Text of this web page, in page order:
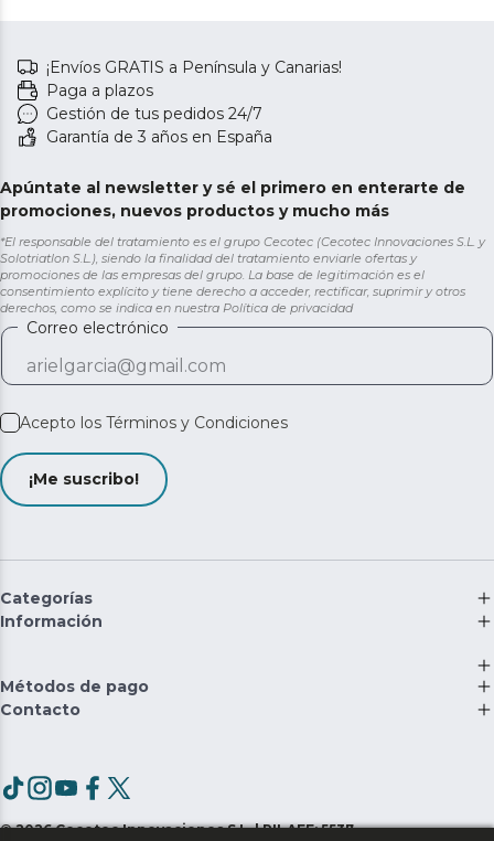
¡Envíos GRATIS a Península y Canarias!
Paga a plazos
Gestión de tus pedidos 24/7
Garantía de 3 años en España
Apúntate al newsletter y sé el primero en enterarte de
promociones, nuevos productos y mucho más
*El responsable del tratamiento es el grupo Cecotec (Cecotec Innovaciones S.L. y
Solotriatlon S.L.), siendo la finalidad del tratamiento enviarle ofertas y
promociones de las empresas del grupo. La base de legitimación es el
consentimiento explícito y tiene derecho a acceder, rectificar, suprimir y otros
derechos, como se indica en nuestra Política de privacidad
Correo electrónico
Acepto los Términos y Condiciones
¡Me suscribo!
Categorías
Información
Métodos de pago
Contacto
©2026 Cecotec Innovaciones S.L. | RII-AEE: 5537